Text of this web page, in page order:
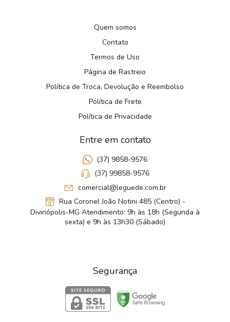
Quem somos
Contato
Termos de Uso
Página de Rastreio
Política de Troca, Devolução e Reembolso
Política de Frete
Política de Privacidade
Entre em contato
(37) 9858-9576
(37) 99858-9576
comercial@leguede.com.br
Rua Coronel João Notini 485 (Centro) -
Divinópolis-MG Atendimento: 9h às 18h (Segunda à
sexta) e 9h às 13h30 (Sábado)
Segurança